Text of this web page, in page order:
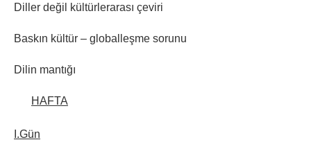
Diller değil kültürlerarası çeviri
Baskın kültür – globalleşme sorunu
Dilin mantığı
HAFTA
I.Gün